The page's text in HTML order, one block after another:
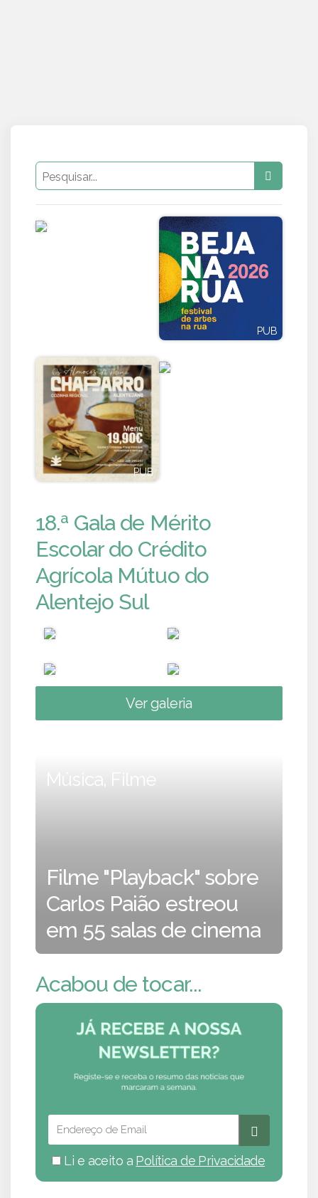
PUB
PUB
18.ª Gala de Mérito
Escolar do Crédito
Agrícola Mútuo do
Alentejo Sul
Ver galeria
Música, Filme
Filme "Playback" sobre
Carlos Paião estreou
em 55 salas de cinema
Acabou de tocar...
Li e aceito a Política de Privacidade